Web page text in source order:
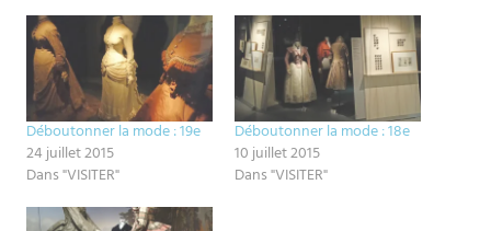
Déboutonner la mode : 19e
24 juillet 2015
Dans "VISITER"
Déboutonner la mode : 18e
10 juillet 2015
Dans "VISITER"